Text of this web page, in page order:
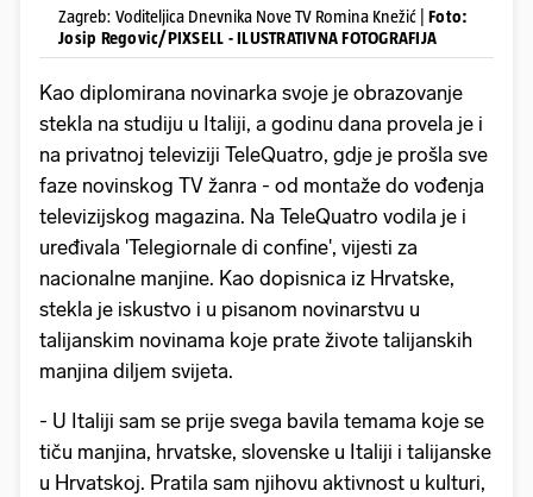
Zagreb: Voditeljica Dnevnika Nove TV Romina Knežić | Foto:
Josip Regovic/PIXSELL - ILUSTRATIVNA FOTOGRAFIJA
Kao diplomirana novinarka svoje je obrazovanje
stekla na studiju u Italiji, a godinu dana provela je i
na privatnoj televiziji TeleQuatro, gdje je prošla sve
faze novinskog TV žanra - od montaže do vođenja
televizijskog magazina. Na TeleQuatro vodila je i
uređivala 'Telegiornale di confine', vijesti za
nacionalne manjine. Kao dopisnica iz Hrvatske,
stekla je iskustvo i u pisanom novinarstvu u
talijanskim novinama koje prate živote talijanskih
manjina diljem svijeta.
- U Italiji sam se prije svega bavila temama koje se
tiču manjina, hrvatske, slovenske u Italiji i talijanske
u Hrvatskoj. Pratila sam njihovu aktivnost u kulturi,